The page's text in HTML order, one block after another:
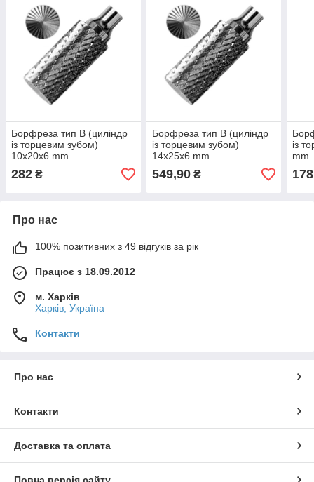
Борфреза тип B (циліндр
із торцевим зубом)
10x20x6 mm
282 ₴
Борфреза тип B (циліндр
із торцевим зубом)
14x25x6 mm
549,90₴
із
mm
Про нас
100% позитивних з 49 відгуків за рік
Працює з 18.09.2012
м. Харків
Харків, Україна
Контакти
Про нас
Контакти
Доставка та оплата